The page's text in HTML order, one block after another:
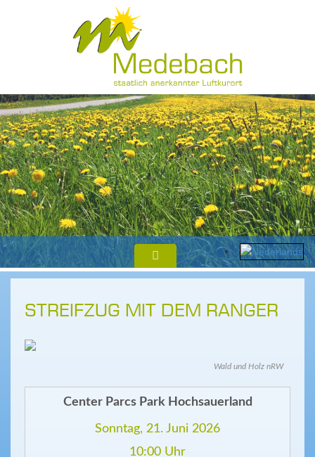
STREIFZUG MIT DEM RANGER
Wald und Holz nRW
Center Parcs Park Hochsauerland
Sonntag, 21. Juni 2026
10:00 Uhr